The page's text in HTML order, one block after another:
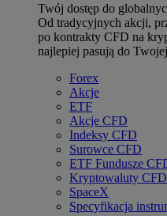
Twój dostęp do
Od tradycyjnych akcji,
po kontrakty CFD na
najlepiej pasują do
Forex
Akcje
ETF
Akcje CFD
Indeksy CFD
Surowce CFD
ETF Fundusze
Kryptowaluty CFD
SpaceX
Specyfikacja